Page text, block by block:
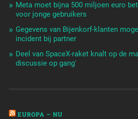
Meta moet bijna 500 miljoen euro
voor jonge gebruikers
Gegevens van Bijenkorf-klanten
incident bij partner
Deel van SpaceX-raket knalt op de
discussie op gang'
EUROPA – NU